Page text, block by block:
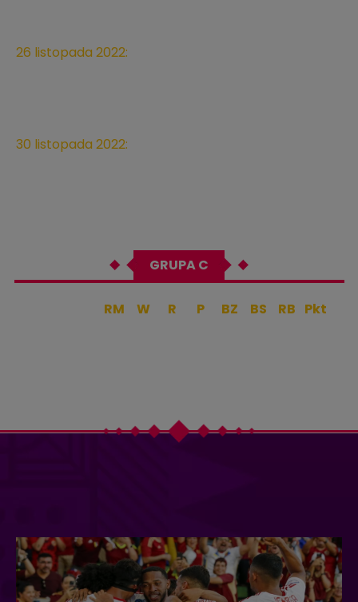
26 listopada 2022:
30 listopada 2022:
GRUPA C
RM W R P BZ BS RB Pkt